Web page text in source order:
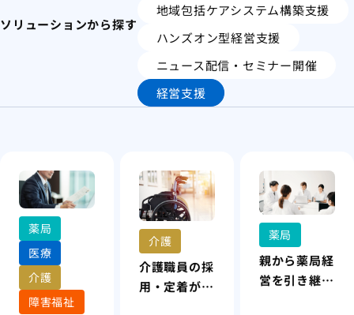
ソリューションから探す
地域包括ケアシステム構築支援
ハンズオン型経営支援
ニュース配信・セミナー開催
経営支援
薬局
医療
介護
障害福祉
介護
介護職員の採
用・定着が進
薬局
親から薬局経
営を引き継い